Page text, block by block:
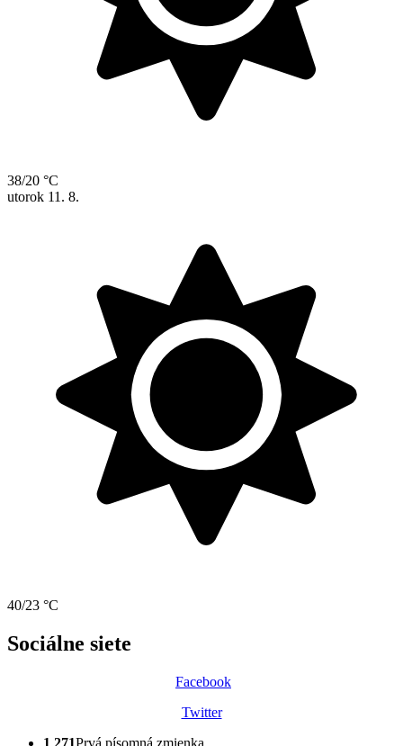
38/20 °C
utorok 11. 8.
40/23 °C
Sociálne siete
Facebook
Twitter